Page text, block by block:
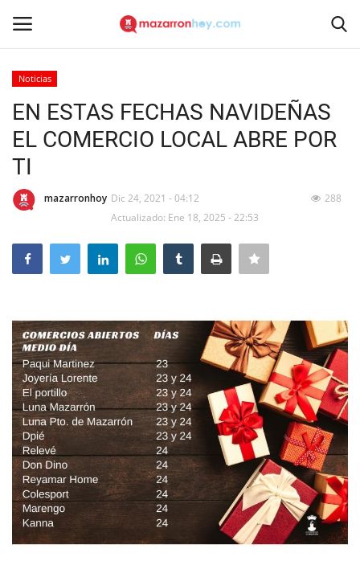
Inicio
Mazarrón Hoy
Reportajes
Empresas
Mapa de Mazarrón
Vídeos
Galerías
Noticias
EN ESTAS FECHAS NAVIDEÑAS
EL COMERCIO LOCAL ABRE POR
TI
mazarronhoy Dic 24, 2021 - 04:12
Actualizado: Ene 18, 2025 - 22:53
288